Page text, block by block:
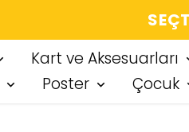
SEÇTIĞIN HER
Kart ve Aksesuarları
Poster Çocuk